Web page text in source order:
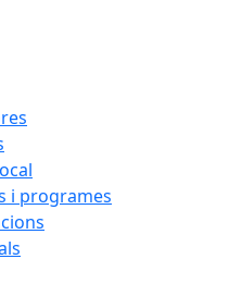
i programes